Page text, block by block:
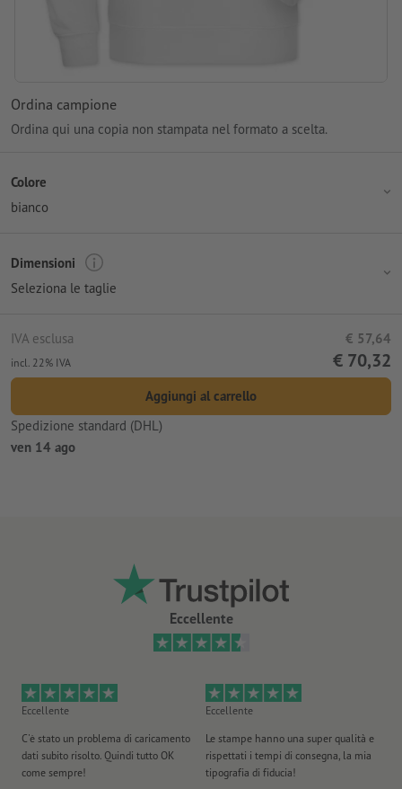
Ordina campione
Ordina qui una copia non stampata nel formato a scelta.
Colore
bianco
Dimensioni
Seleziona le taglie
IVA esclusa € 57,64
incl. 22% IVA € 70,32
Aggiungi al carrello
Spedizione standard (DHL)
ven 14 ago
Eccellente
Eccellente
C'è stato un problema di caricamento
dati subito risolto. Quindi tutto OK
come sempre!
Eccellente
Le stampe hanno una super qualità e
rispettati i tempi di consegna, la mia
tipografia di fiducia!